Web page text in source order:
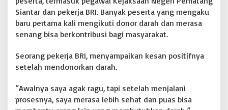
Siantar dan pekerja BRI. Banyak peserta yang mengaku
baru pertama kali mengikuti donor darah dan merasa
senang bisa berkontribusi bagi masyarakat.
Seorang pekerja BRI, menyampaikan kesan positifnya
setelah mendonorkan darah.
“Awalnya saya agak ragu, tapi setelah menjalani
prosesnya, saya merasa lebih sehat dan puas bisa